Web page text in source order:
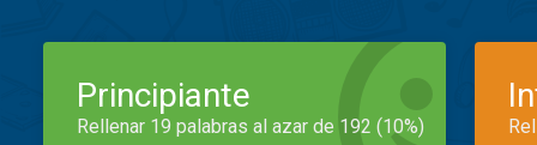
Principiante
Rellenar 19 palabras al azar de 192 (10%)